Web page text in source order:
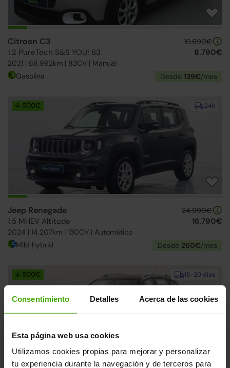
Consentimiento Detalles Acerca de las cookies
Esta página web usa cookies
Utilizamos cookies propias para mejorar y personalizar
tu experiencia durante la navegación y de terceros para
Citroen C3
1.2 PureTech S&S YOU! 83
2021 | 68.992km | 83CV | Manual
10.690€
8.790€
Gasolina Desde 139€/mes
24h
↓ 500€
Jeep Renegade
1.5 MHEV Altitude
2024 | 14.207km | 130CV | Automático
24.990€
16.790€
Mild hybrid Desde 260€/mes
15-20 días
↓ 500€